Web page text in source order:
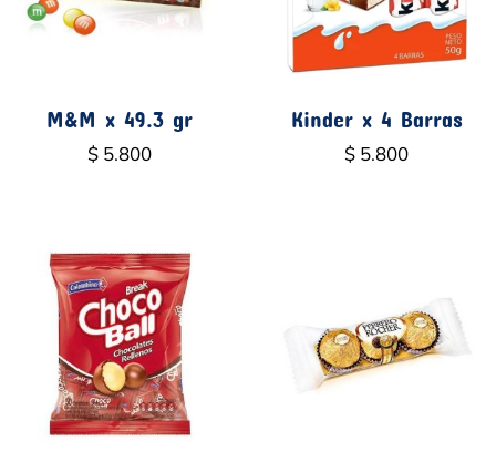
M&M x 49.3 gr
$5.800
Kinder x 4 Barras
$ 5.800